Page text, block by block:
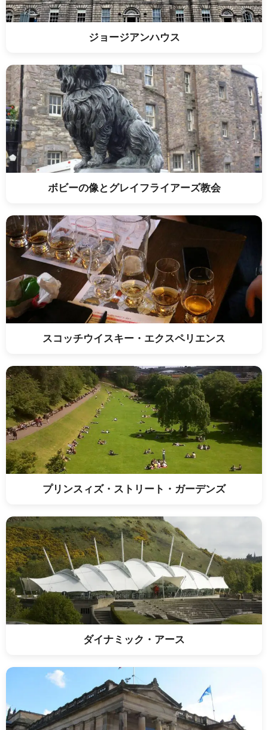
ジョージアンハウス
ボビーの像とグレイフライアーズ教会
スコッチウイスキー・エクスペリエンス
プリンスィズ・ストリート・ガーデンズ
ダイナミック・アース